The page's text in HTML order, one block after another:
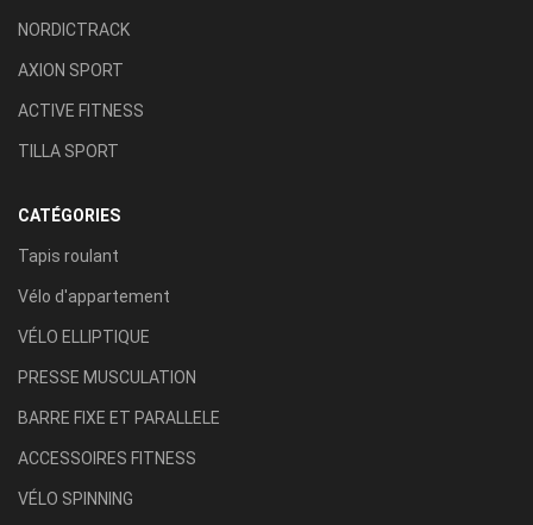
NORDICTRACK
AXION SPORT
ACTIVE FITNESS
TILLA SPORT
CATÉGORIES
Tapis roulant
Vélo d'appartement
VÉLO ELLIPTIQUE
PRESSE MUSCULATION
BARRE FIXE ET PARALLELE
ACCESSOIRES FITNESS
VÉLO SPINNING